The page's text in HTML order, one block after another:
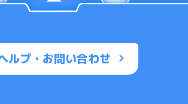
ルプ・お問い合わせ